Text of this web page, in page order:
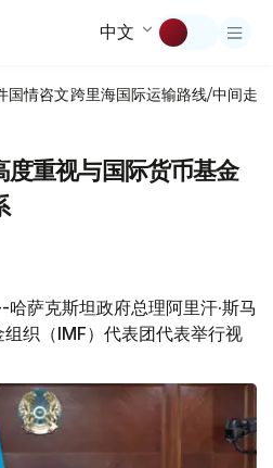
中文
国情咨文跨里海国际运输路线/中间走廊
重视与国际货币基金
萨克斯坦政府总理阿里汗·斯马
织（IMF）代表团代表举行视